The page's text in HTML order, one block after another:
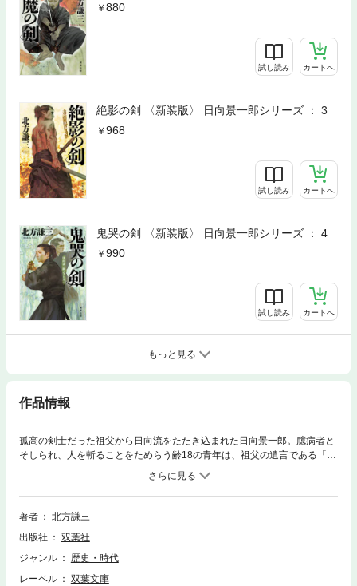
880
試し読み カートへ
絶影の剣 〈新装版〉 日向景一郎シリーズ ： 3
968
試し読み カートへ
鬼哭の剣 〈新装版〉 日向景一郎シリーズ ： 4
990
試し読み カートへ
もっと見る
作品情報
孤高の剣士だった祖父から日向流をたたき込まれた日向景一郎。臆病者と
そしられ、人を斬ることをためらう齢18の青年は、祖父の遺言である「お
前の父を捜し、斬れ」という言葉を胸に幼少期に姿を消した父を捜す旅に
出る。己はなんのために生まれてきたのか。旅先で強敵と対峙し、恋を
し、女を知る――過酷な経験とともに凄味を増していく景一郎の成長と血
塗られた生きざまを描く圧巻の剣豪小説、５カ月連続刊行第１弾。
著者
北方謙三
出版社
双葉社
ジャンル
歴史・時代
レーベル
双葉文庫